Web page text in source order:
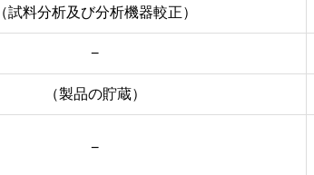
（試料分析及び分析機器較正）
−
（製品の貯蔵）
−